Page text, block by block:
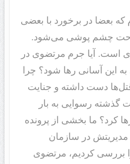
بعضا در برخورد با بعضی
راحت چشم پوشی می‌شود.
است. آیا جرم مرتضوی در
این آسانی رها شود؟ چرا
دست داشته و جنایت
گذشته رسوایی به بار
کرد؟ ما بخشی از پرونده
مدیریتش در سازمان
بررسی کردیم، مرتضوی